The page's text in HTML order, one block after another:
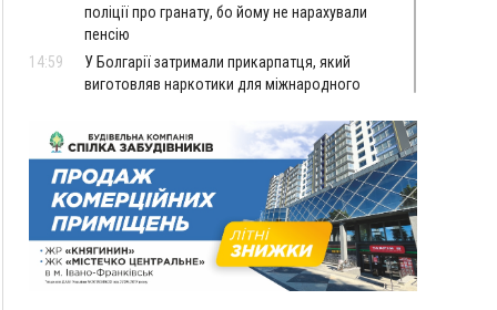
поліції про гранату, бо йому не нарахували
пенсію
14:59
У Болгарії затримали прикарпатця, який
виготовляв наркотики для міжнародного
14:47
Стефанішина отримала нову підозру. Їй
обирають запобіжний захід
14:02
«Пілот з Лондона» видурив у жительки
Коломийщини майже 64 тисячі гривень
13:13
У четвер на Прикарпатті очікується сильна
спека до 39°
13:00
На Снятинщині спіймали чоловіка, який зливав